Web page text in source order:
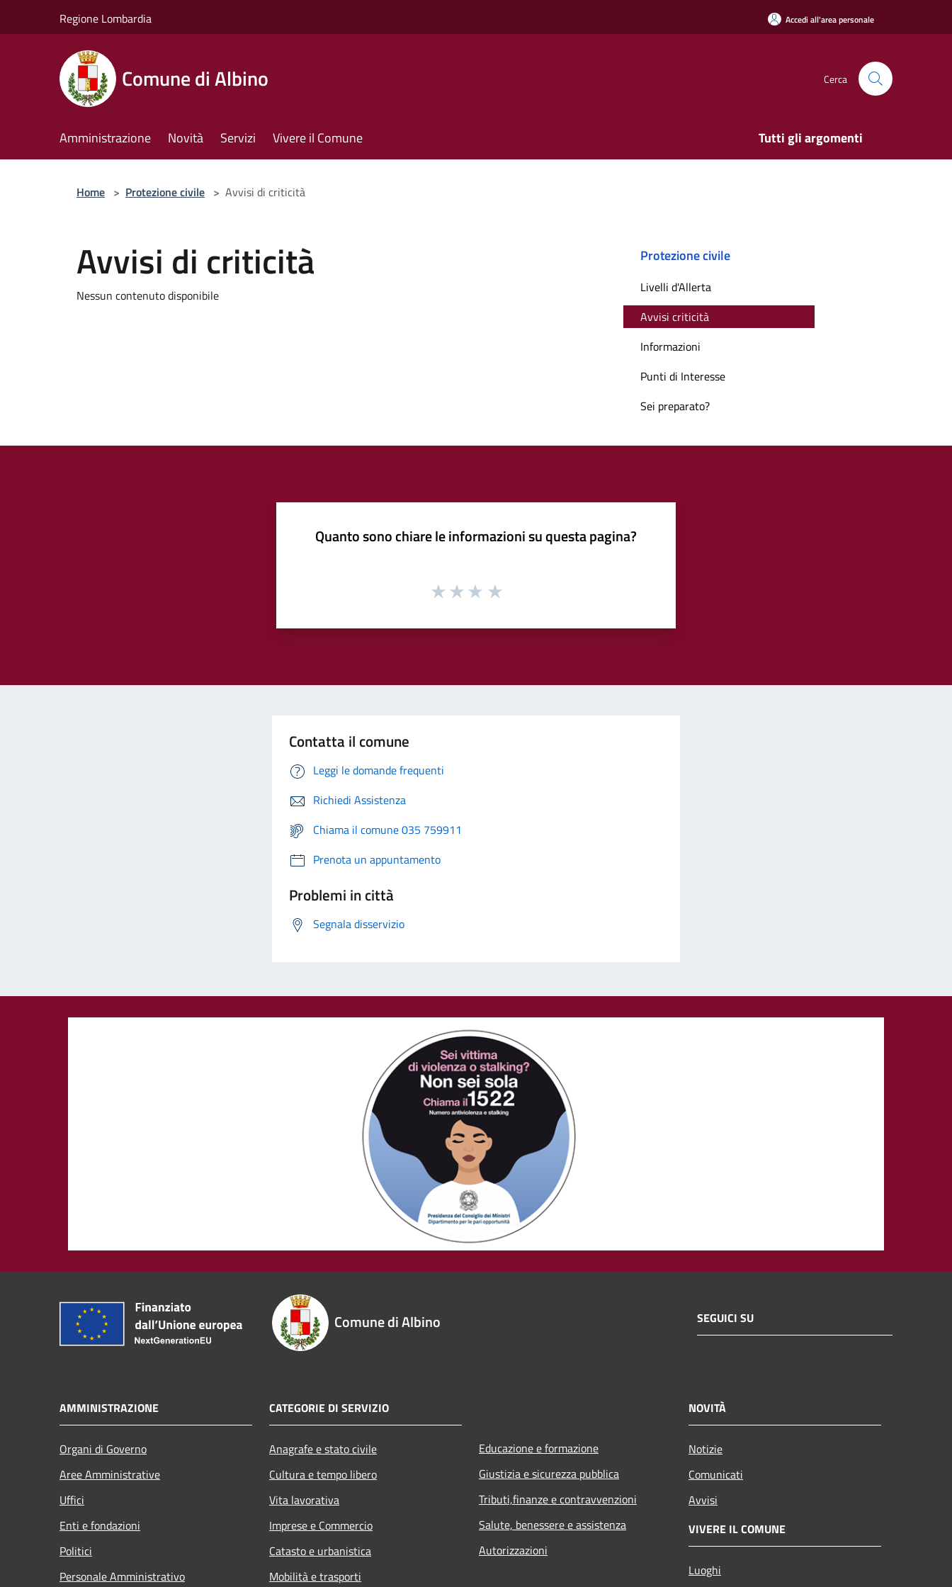
Regione Lombardia Accedi all'area personale
Comune di Albino Cerca
Amministrazione Novità Servizi Vivere il Comune Tutti gli argomenti
Home > Protezione civile > Avvisi di criticità
Avvisi di criticità
Nessun contenuto disponibile
Protezione civile
Livelli d'Allerta
Avvisi criticità
Informazioni
Punti di Interesse
Sei preparato?
Quanto sono chiare le informazioni su questa pagina?
Contatta il comune
Leggi le domande frequenti
Richiedi Assistenza
Chiama il comune 035 759911
Prenota un appuntamento
Problemi in città
Segnala disservizio
Comune di Albino SEGUICI SU
AMMINISTRAZIONE
Organi di Governo
Aree Amministrative
Uffici
Enti e fondazioni
Politici
Personale Amministrativo
CATEGORIE DI SERVIZIO
Anagrafe e stato civile
Cultura e tempo libero
Vita lavorativa
Imprese e Commercio
Catasto e urbanistica
Mobilità e trasporti
Educazione e formazione
Giustizia e sicurezza pubblica
Tributi,finanze e contravvenzioni
Salute, benessere e assistenza
Autorizzazioni
NOVITÀ
Notizie
Comunicati
Avvisi
VIVERE IL COMUNE
Luoghi